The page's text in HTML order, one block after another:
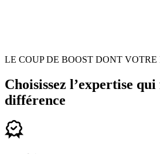
LE COUP DE BOOST DONT VOTRE
Choisissez l’expertise
différence